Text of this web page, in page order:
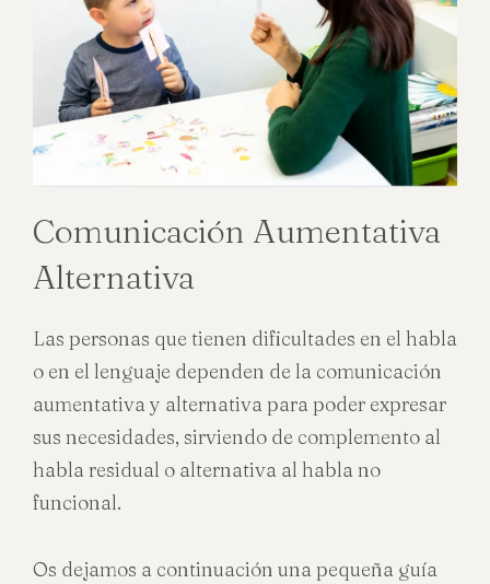
Comunicación Aumentativa
Alternativa
Las personas que tienen dificultades en el habla
o en el lenguaje dependen de la comunicación
aumentativa y alternativa para poder expresar
sus necesidades, sirviendo de complemento al
habla residual o alternativa al habla no
funcional.
Os dejamos a continuación una pequeña guía